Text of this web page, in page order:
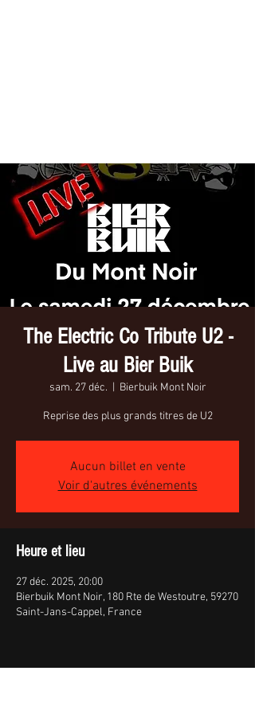
The Electric Co Tribute U2 -
Live au Bier Buik
sam. 27 déc. Bierbuik Mont Noir
Reprise des plus grands titres de U2
Aucun billet en vente
Voir d'autres événements
Heure et lieu
27 déc. 2025, 20:00
Bierbuik Mont Noir, 180 Rte de Westoutre, 59270
Saint-Jans-Cappel, France